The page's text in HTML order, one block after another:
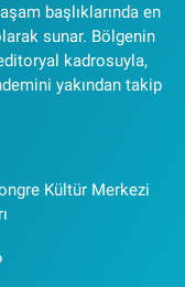
başlıklarında en
sunar. Bölgenin
kadrosuyla,
yakından takip
Kültür Merkezi